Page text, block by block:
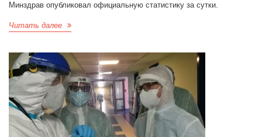
Минздрав опубликовал официальную статистику за сутки.
Читать далее